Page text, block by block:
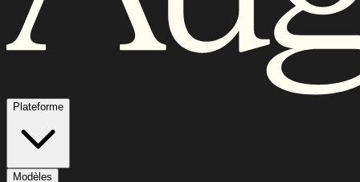
Plateforme
Modèles